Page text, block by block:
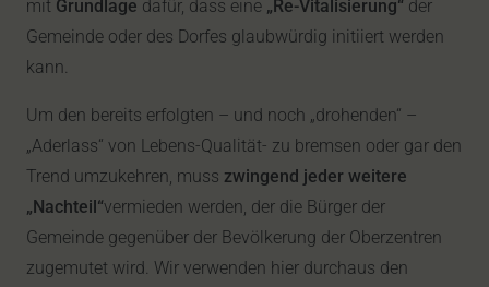
mit Grundlage dafür, dass eine „Re-Vitalisierung“ der
Gemeinde oder des Dorfes glaubwürdig initiiert werden
kann.
Um den bereits erfolgten – und noch „drohenden“ –
„Aderlass“ von Lebens-Qualität- zu bremsen oder gar den
Trend umzukehren, muss zwingend jeder weitere
„Nachteil“vermieden werden, der die Bürger der
Gemeinde gegenüber der Bevölkerung der Oberzentren
zugemutet wird. Wir verwenden hier durchaus den